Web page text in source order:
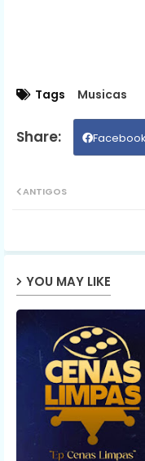
Tags Musicas
Facebook
ANTIGOS
YOU MAY LIKE